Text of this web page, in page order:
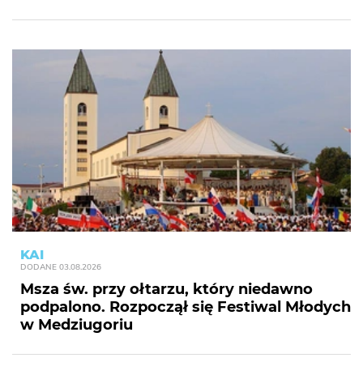
KAI
DODANE 03.08.2026
Msza św. przy ołtarzu, który niedawno
podpalono. Rozpoczął się Festiwal Młodych
w Medziugoriu